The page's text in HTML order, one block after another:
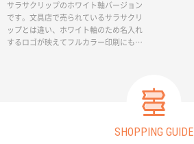
ターゲットから探す
サラサクリップのホワイト軸バージョン
です。文具店で売られているサラサクリ
ップとは違い、ホワイト軸のため名入れ
するロゴが映えてフルカラー印刷にも対
ストで名入れが可能なゼブラ製のボール
SHOPPING GUIDE